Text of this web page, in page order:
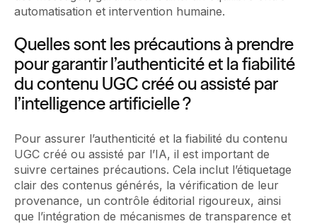
automatisation et intervention humaine.
Quelles sont les précautions à prendre
pour garantir l’authenticité et la fiabilité
du contenu UGC créé ou assisté par
l’intelligence artificielle ?
Pour assurer l’authenticité et la fiabilité du contenu
UGC créé ou assisté par l’IA, il est important de
suivre certaines précautions. Cela inclut l’étiquetage
clair des contenus générés, la vérification de leur
provenance, un contrôle éditorial rigoureux, ainsi
que l’intégration de mécanismes de transparence et